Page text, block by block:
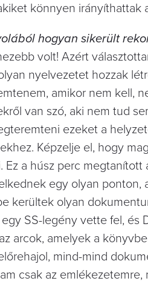
könnyen irányíthattak
hogyan sikerült
volt! Azért
nyelvezetet hozzak
amikor nem kell,
van szó, aki nem tud
ezeket a
Képzelje el, hogy
Ez a húsz perc
egy olyan ponton,
kerültek olyan
SS-legény vette fel, és
arcok, amelyek a
mind-mind
csak az